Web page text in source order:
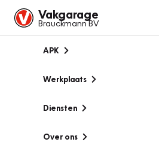
Vakgarage
Brauckmann BV
APK
Werkplaats
Diensten
Over ons